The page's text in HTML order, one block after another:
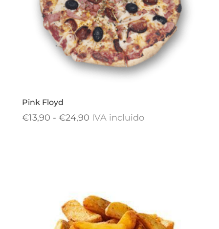
Pink Floyd
€13,90 - €24,90Rango
€24,90
IVA incluido